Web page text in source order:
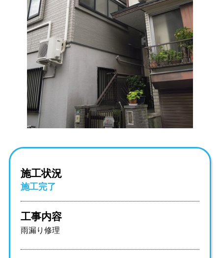
施工状況
施工完了
工事内容
雨漏り修理